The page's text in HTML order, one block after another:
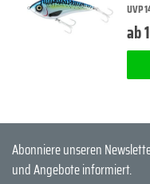
UVP
ab
Abonniere unseren
und Angebote informiert.